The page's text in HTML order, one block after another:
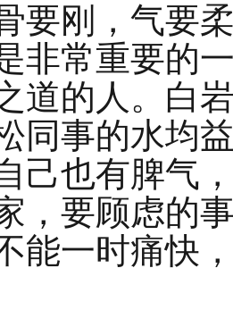
要刚，气要
非常重要的
道的人。白
同事的水均
己也有脾气
，要顾虑的
能一时痛快